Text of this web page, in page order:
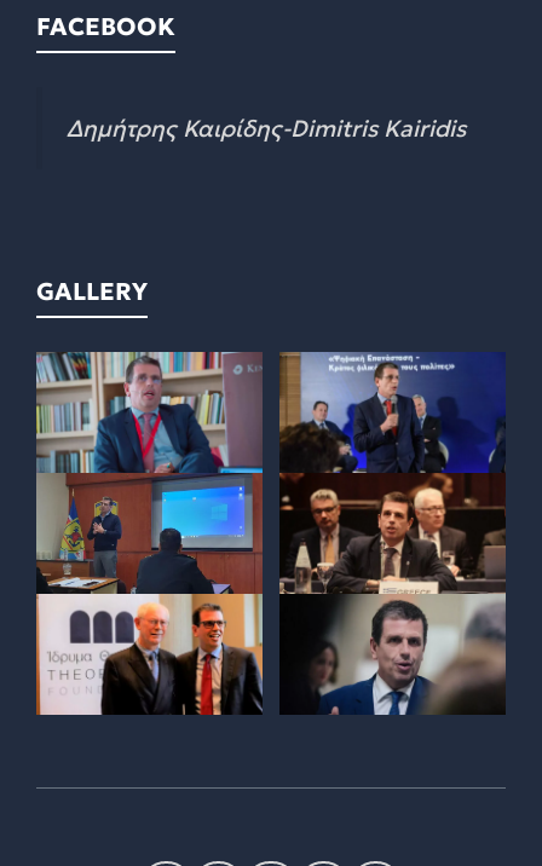
FACEBOOK
Δημήτρης Καιρίδης-Dimitris Kairidis
GALLERY